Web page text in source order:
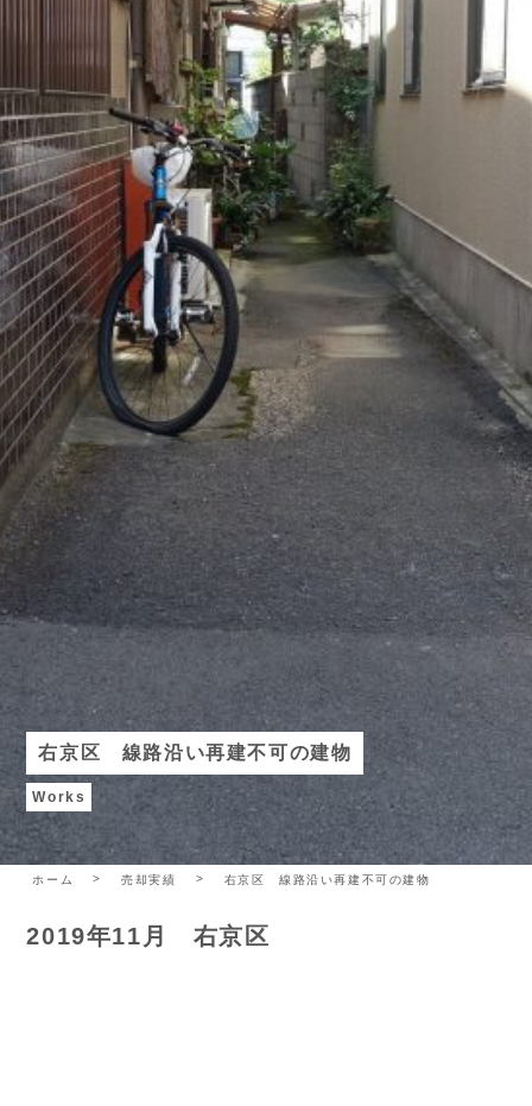
右京区 線路沿い再建不可の建物
Works
ホーム 売却実績 右京区 線路沿い再建不可の建物
2019年11月 右京区